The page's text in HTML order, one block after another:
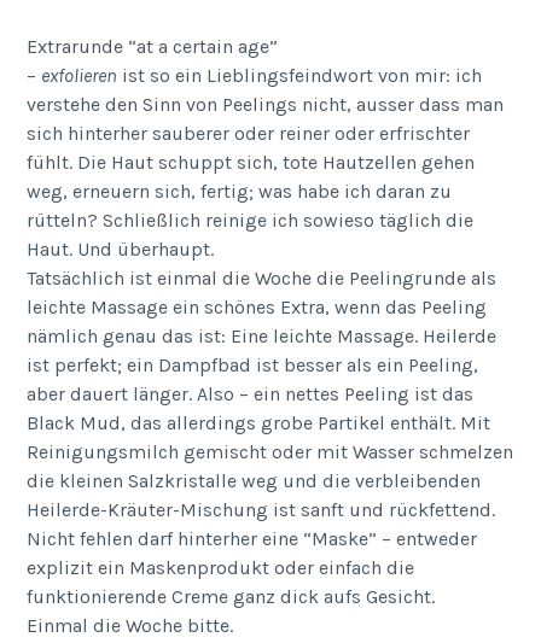
Extrarunde “at a certain age”
– exfolieren ist so ein Lieblingsfeindwort von mir: ich
verstehe den Sinn von Peelings nicht, ausser dass man
sich hinterher sauberer oder reiner oder erfrischter
fühlt. Die Haut schuppt sich, tote Hautzellen gehen
weg, erneuern sich, fertig; was habe ich daran zu
rütteln? Schließlich reinige ich sowieso täglich die
Haut. Und überhaupt.
Tatsächlich ist einmal die Woche die Peelingrunde als
leichte Massage ein schönes Extra, wenn das Peeling
nämlich genau das ist: Eine leichte Massage. Heilerde
ist perfekt; ein Dampfbad ist besser als ein Peeling,
aber dauert länger. Also – ein nettes Peeling ist das
Black Mud, das allerdings grobe Partikel enthält. Mit
Reinigungsmilch gemischt oder mit Wasser schmelzen
die kleinen Salzkristalle weg und die verbleibenden
Heilerde-Kräuter-Mischung ist sanft und rückfettend.
Nicht fehlen darf hinterher eine “Maske” – entweder
explizit ein Maskenprodukt oder einfach die
funktionierende Creme ganz dick aufs Gesicht.
Einmal die Woche bitte.